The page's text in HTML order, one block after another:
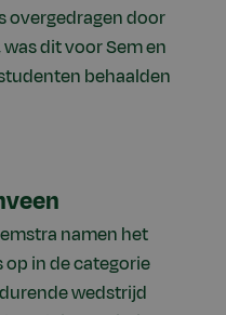
overgedragen door
dit voor Sem en
behaalden
namen het
in de categorie
wedstrijd